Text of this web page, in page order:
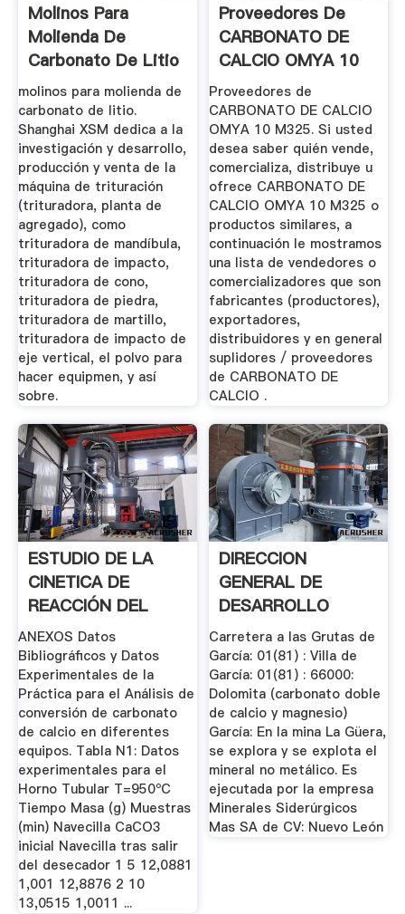
Molinos Para
Molienda De
Carbonato De Litio
Trituradora ...
molinos para molienda de
carbonato de litio.
Shanghai XSM dedica a la
investigación y desarrollo,
producción y venta de la
máquina de trituración
(trituradora, planta de
agregado), como
trituradora de mandíbula,
trituradora de impacto,
trituradora de cono,
trituradora de piedra,
trituradora de martillo,
trituradora de impacto de
eje vertical, el polvo para
hacer equipmen, y así
sobre.
Proveedores De
CARBONATO DE
CALCIO OMYA 10
M325
Proveedores de
CARBONATO DE CALCIO
OMYA 10 M325. Si usted
desea saber quién vende,
comercializa, distribuye u
ofrece CARBONATO DE
CALCIO OMYA 10 M325 o
productos similares, a
continuación le mostramos
una lista de vendedores o
comercializadores que son
fabricantes (productores),
exportadores,
distribuidores y en general
suplidores / proveedores
de CARBONATO DE
CALCIO .
ESTUDIO DE LA
CINETICA DE
REACCIÓN DEL
CARBONATO DE
CALCIO ...
ANEXOS Datos
Bibliográficos y Datos
Experimentales de la
Práctica para el Análisis de
conversión de carbonato
de calcio en diferentes
equipos. Tabla N1: Datos
experimentales para el
Horno Tubular T=950ºC
Tiempo Masa (g) Muestras
(min) Navecilla CaCO3
inicial Navecilla tras salir
del desecador 1 5 12,0881
1,001 12,8876 2 10
13,0515 1,0011 ...
DIRECCION
GENERAL DE
DESARROLLO
MINERO
Carretera a las Grutas de
García: 01(81) : Villa de
García: 01(81) : 66000:
Dolomita (carbonato doble
de calcio y magnesio)
García: En la mina La Güera,
se explora y se explota el
mineral no metálico. Es
ejecutada por la empresa
Minerales Siderúrgicos
Mas SA de CV: Nuevo León